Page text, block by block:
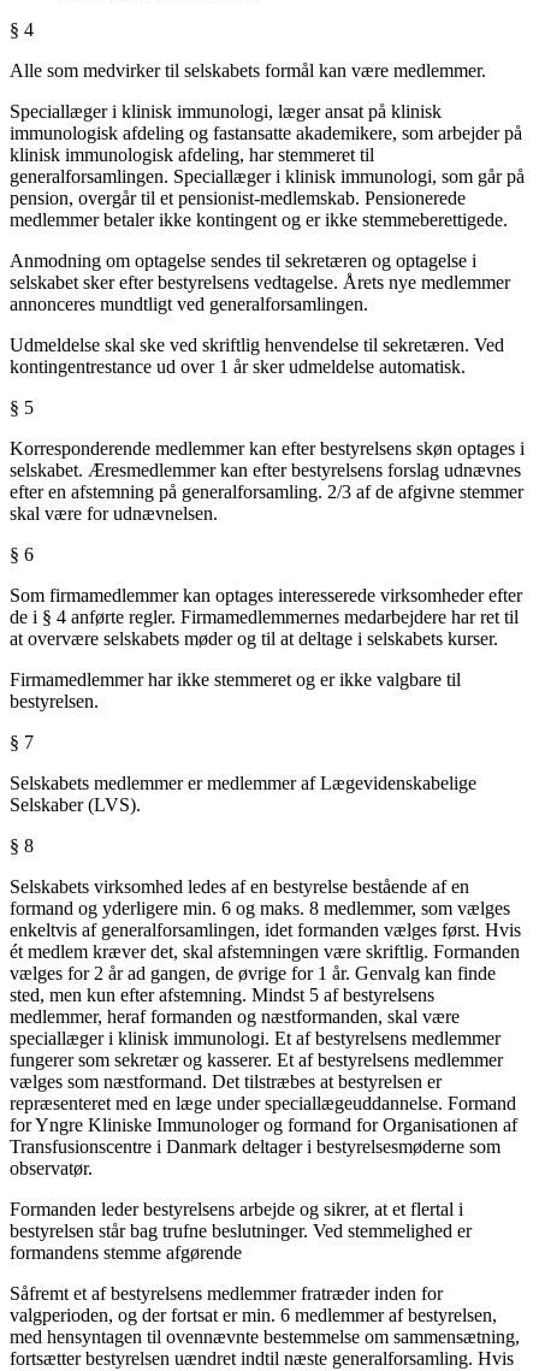
§ 4
Alle som medvirker til selskabets formål kan være medlemmer.
Speciallæger i klinisk immunologi, læger ansat på klinisk
immunologisk afdeling og fastansatte akademikere, som arbejder på
klinisk immunologisk afdeling, har stemmeret til
generalforsamlingen. Speciallæger i klinisk immunologi, som går på
pension, overgår til et pensionist-medlemskab. Pensionerede
medlemmer betaler ikke kontingent og er ikke stemmeberettigede.
Anmodning om optagelse sendes til sekretæren og optagelse i
selskabet sker efter bestyrelsens vedtagelse. Årets nye medlemmer
annonceres mundtligt ved generalforsamlingen.
Udmeldelse skal ske ved skriftlig henvendelse til sekretæren. Ved
kontingentrestance ud over 1 år sker udmeldelse automatisk.
§ 5
Korresponderende medlemmer kan efter bestyrelsens skøn optages i
selskabet. Æresmedlemmer kan efter bestyrelsens forslag udnævnes
efter en afstemning på generalforsamling. 2/3 af de afgivne stemmer
skal være for udnævnelsen.
§ 6
Som firmamedlemmer kan optages interesserede virksomheder efter
de i § 4 anførte regler. Firmamedlemmernes medarbejdere har ret til
at overvære selskabets møder og til at deltage i selskabets kurser.
Firmamedlemmer har ikke stemmeret og er ikke valgbare til
bestyrelsen.
§ 7
Selskabets medlemmer er medlemmer af Lægevidenskabelige
Selskaber (LVS).
§ 8
Selskabets virksomhed ledes af en bestyrelse bestående af en
formand og yderligere min. 6 og maks. 8 medlemmer, som vælges
enkeltvis af generalforsamlingen, idet formanden vælges først. Hvis
ét medlem kræver det, skal afstemningen være skriftlig. Formanden
vælges for 2 år ad gangen, de øvrige for 1 år. Genvalg kan finde
sted, men kun efter afstemning. Mindst 5 af bestyrelsens
medlemmer, heraf formanden og næstformanden, skal være
speciallæger i klinisk immunologi. Et af bestyrelsens medlemmer
fungerer som sekretær og kasserer. Et af bestyrelsens medlemmer
vælges som næstformand. Det tilstræbes at bestyrelsen er
repræsenteret med en læge under speciallægeuddannelse. Formand
for Yngre Kliniske Immunologer og formand for Organisationen af
Transfusionscentre i Danmark deltager i bestyrelsesmøderne som
observatør.
Formanden leder bestyrelsens arbejde og sikrer, at et flertal i
bestyrelsen står bag trufne beslutninger. Ved stemmelighed er
formandens stemme afgørende
Såfremt et af bestyrelsens medlemmer fratræder inden for
valgperioden, og der fortsat er min. 6 medlemmer af bestyrelsen,
med hensyntagen til ovennævnte bestemmelse om sammensætning,
fortsætter bestyrelsen uændret indtil næste generalforsamling. Hvis